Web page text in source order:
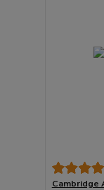
Cambridge